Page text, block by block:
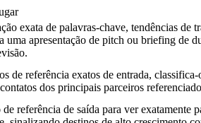
exata de palavras-chave, tendências de
uma apresentação de pitch ou briefing de
de referência exatos de entrada,
dos principais parceiros
referência de saída para ver exatamente